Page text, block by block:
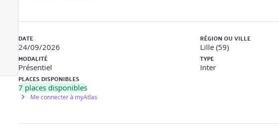
à transmettre
de parcours professionnel
DATE
24/09/2026
RÉGION OU VILLE
Lille (59)
MODALITÉ
Présentiel
TYPE
Inter
PLACES DISPONIBLES
7 places disponibles
Me connecter à myAtlas